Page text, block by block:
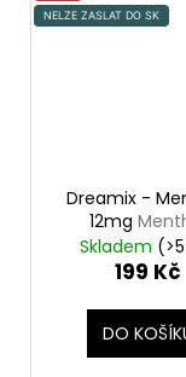
NELZE ZASLAT DO SK
Dreamix -
12mg
Skladem
199 Kč
DO